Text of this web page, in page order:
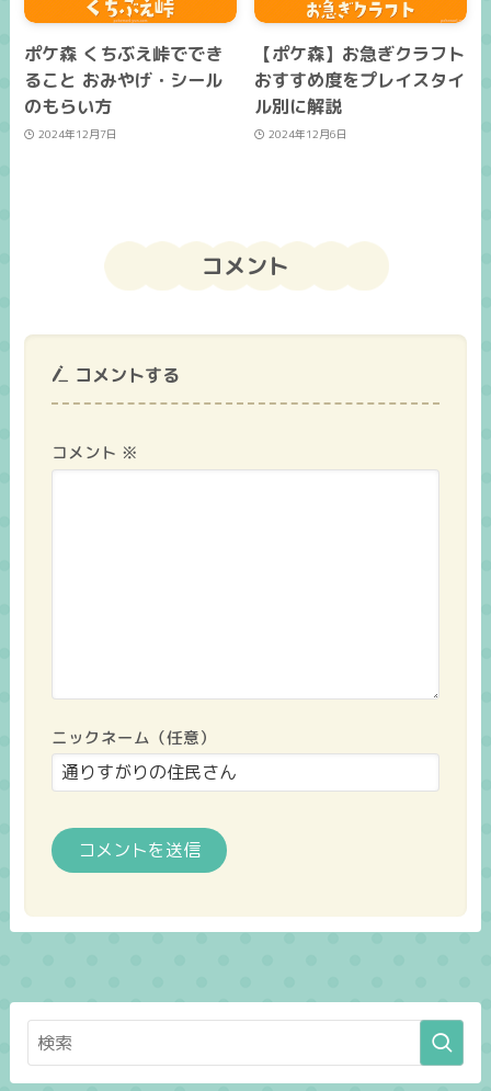
ポケ森 くちぶえ峠ででき
ること おみやげ・シール
のもらい方
2024年12月7日
【ポケ森】お急ぎクラフト
おすすめ度をプレイスタイ
ル別に解説
2024年12月6日
コメント
コメントする
コメント ※
ニックネーム（任意）